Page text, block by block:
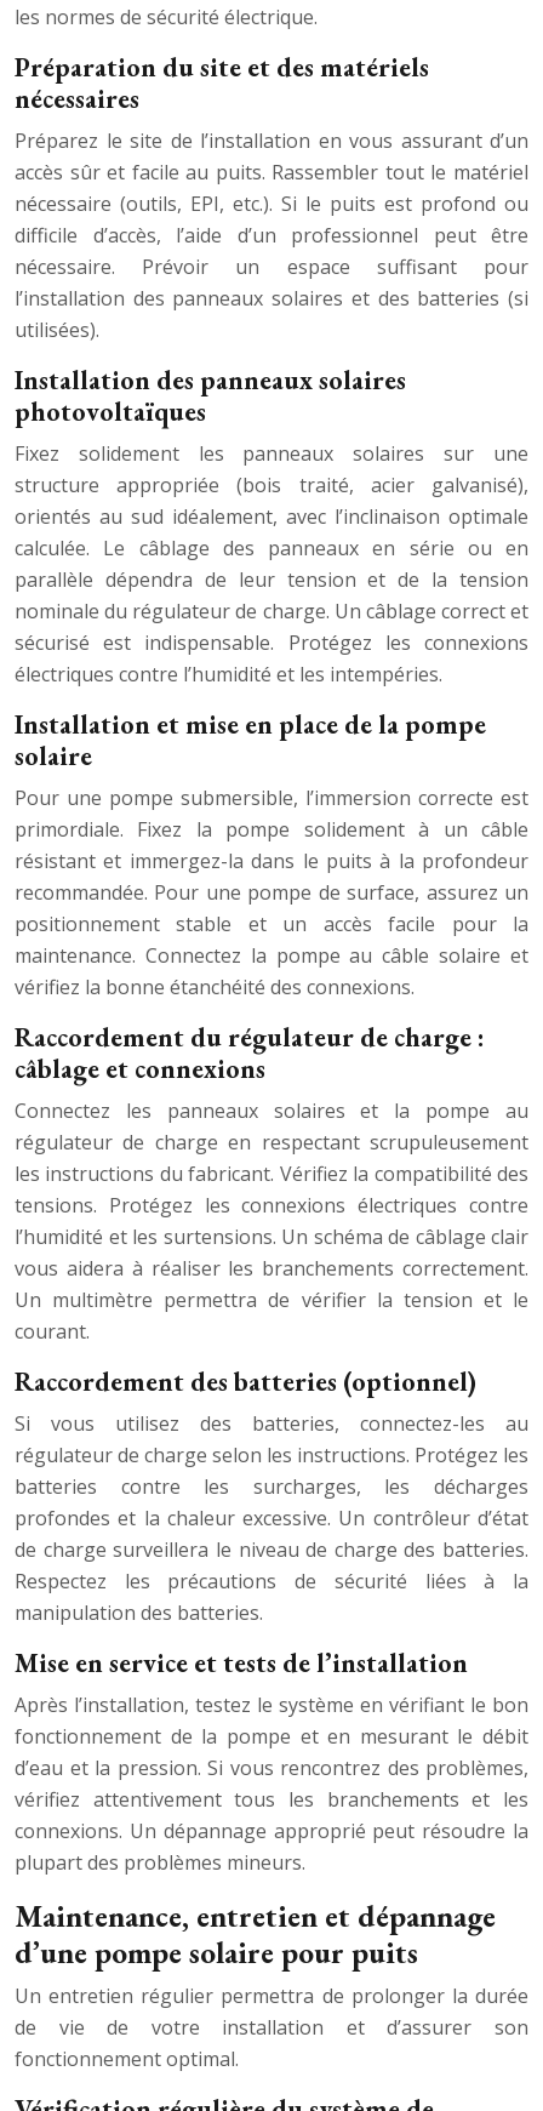
les normes de sécurité électrique.
Préparation du site et des matériels
nécessaires
Préparez le site de l’installation en vous assurant d’un
accès sûr et facile au puits. Rassembler tout le matériel
nécessaire (outils, EPI, etc.). Si le puits est profond ou
difficile d’accès, l’aide d’un professionnel peut être
nécessaire. Prévoir un espace suffisant pour
l’installation des panneaux solaires et des batteries (si
utilisées).
Installation des panneaux solaires
photovoltaïques
Fixez solidement les panneaux solaires sur une
structure appropriée (bois traité, acier galvanisé),
orientés au sud idéalement, avec l’inclinaison optimale
calculée. Le câblage des panneaux en série ou en
parallèle dépendra de leur tension et de la tension
nominale du régulateur de charge. Un câblage correct et
sécurisé est indispensable. Protégez les connexions
électriques contre l’humidité et les intempéries.
Installation et mise en place de la pompe
solaire
Pour une pompe submersible, l’immersion correcte est
primordiale. Fixez la pompe solidement à un câble
résistant et immergez-la dans le puits à la profondeur
recommandée. Pour une pompe de surface, assurez un
positionnement stable et un accès facile pour la
maintenance. Connectez la pompe au câble solaire et
vérifiez la bonne étanchéité des connexions.
Raccordement du régulateur de charge :
câblage et connexions
Connectez les panneaux solaires et la pompe au
régulateur de charge en respectant scrupuleusement
les instructions du fabricant. Vérifiez la compatibilité des
tensions. Protégez les connexions électriques contre
l’humidité et les surtensions. Un schéma de câblage clair
vous aidera à réaliser les branchements correctement.
Un multimètre permettra de vérifier la tension et le
courant.
Raccordement des batteries (optionnel)
Si vous utilisez des batteries, connectez-les au
régulateur de charge selon les instructions. Protégez les
batteries contre les surcharges, les décharges
profondes et la chaleur excessive. Un contrôleur d’état
de charge surveillera le niveau de charge des batteries.
Respectez les précautions de sécurité liées à la
manipulation des batteries.
Mise en service et tests de l’installation
Après l’installation, testez le système en vérifiant le bon
fonctionnement de la pompe et en mesurant le débit
d’eau et la pression. Si vous rencontrez des problèmes,
vérifiez attentivement tous les branchements et les
connexions. Un dépannage approprié peut résoudre la
plupart des problèmes mineurs.
Maintenance, entretien et dépannage
d’une pompe solaire pour puits
Un entretien régulier permettra de prolonger la durée
de vie de votre installation et d’assurer son
fonctionnement optimal.